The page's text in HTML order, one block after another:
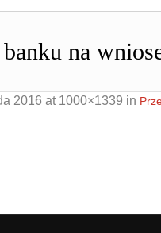
na
2016 at 1000×1339 in